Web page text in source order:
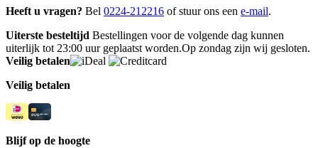
Heeft u vragen? Bel 0224-212216 of stuur ons een e-mail.
Uiterste besteltijd Bestellingen voor de volgende dag kunnen
uiterlijk tot 23:00 uur geplaatst worden.Op zondag zijn wij gesloten.
Veilig betalen
Veilig betalen
Blijf op de hoogte